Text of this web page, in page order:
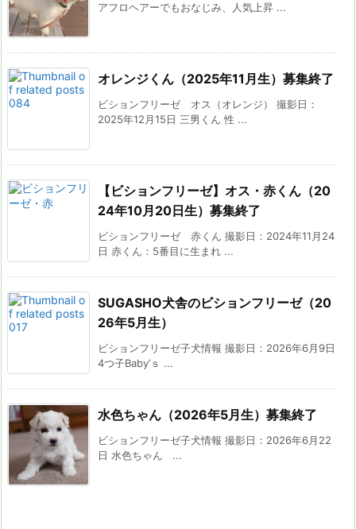
アフロヘアーでもおなじみ、人気上昇 ...
オレンジくん（2025年11月生）募集終了
ビションフリーゼ オス（オレンジ） 撮影日：
2025年12月15日 三男くん 性 ...
【ビションフリーゼ】オス・赤くん（20
24年10月20日生）募集終了
ビションフリーゼ 赤くん 撮影日：2024年11月24
日 赤くん：5番目に生まれ ...
SUGASHO犬舎のビションフリーゼ（20
26年5月生）
ビションフリーゼ子犬情報 撮影日：2026年6月9日
4つ子Baby’ｓ ...
水色ちゃん（2026年5月生）募集終了
ビションフリーゼ子犬情報 撮影日：2026年6月22
日 水色ちゃん ...